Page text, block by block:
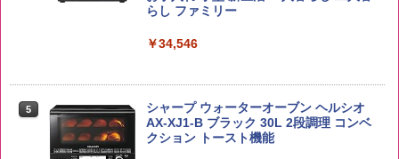
新潟ケンベイ【精米】新潟県産にじのき
白州 Story of the Distillery 2026 化粧箱
￥19,860
ょうゆ 高たんぱく&低糖質 さらに塩分控
らし ファミリー
￥34,546
5
シャープ ウォーターオーブン ヘルシオ
AX-XJ1-B ブラック 30L 2段調理 コンベ
クション トースト機能